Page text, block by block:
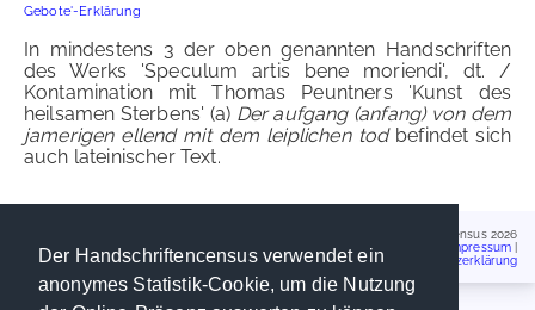
Der Handschriftencensus verwendet ein
anonymes Statistik-Cookie, um die Nutzung
Gebote'-Erklärung
In mindestens 3 der oben genannten Handschriften
des Werks 'Speculum artis bene moriendi', dt. /
Kontamination mit Thomas Peuntners 'Kunst des
heilsamen Sterbens' (a) Der aufgang (anfang) von dem
jamerigen ellend mit dem leiplichen todbefindet sich
auch lateinischer Text.
Handschriftencensus 2026
Impressum
Datenschutzerklärung